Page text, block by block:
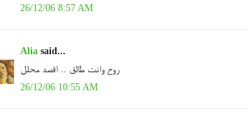
26/12/06 8:57 AM
Alia said...
روح وانت طالق .. اقصد محلل
26/12/06 10:55 AM